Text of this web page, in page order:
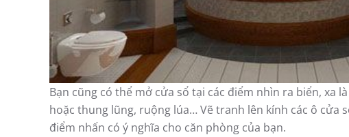
Bạn cũng có thể mở cửa sổ tại các điểm nhìn ra biển, xa
hoặc thung lũng, ruộng lúa… Vẽ tranh lên kính các ô cửa
điểm nhấn có ý nghĩa cho căn phòng của bạn.